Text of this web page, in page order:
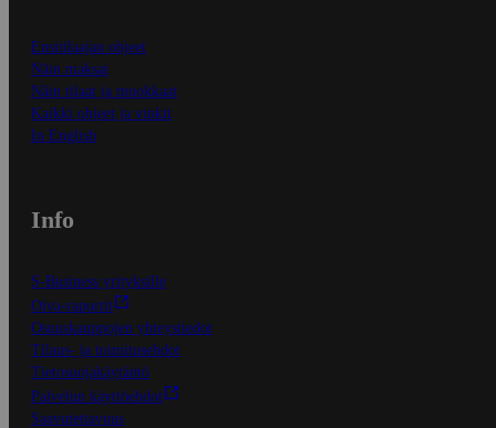
Ensitilaajan ohjeet
Näin maksat
Näin tilaat ja muokkaat
Kaikki ohjeet ja vinkit
In English
Info
S-Business yrityksille
Oiva-raportit
Osuuskauppojen yhteystiedot
Tilaus- ja toimitusehdot
Tietosuojakäytäntö
Palvelun käyttöehdot
Saavutettavuus